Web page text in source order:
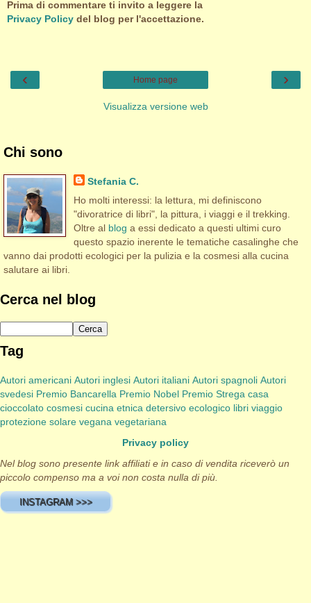
Prima di commentare ti invito a leggere la
Privacy Policy del blog per l'accettazione.
‹ ›
Home page
Visualizza versione web
Chi sono
Stefania C.
Ho molti interessi: la lettura, mi definiscono
"divoratrice di libri", la pittura, i viaggi e il trekking.
Oltre al blog a essi dedicato a questi ultimi curo
questo spazio inerente le tematiche casalinghe che
vanno dai prodotti ecologici per la pulizia e la cosmesi alla cucina
salutare ai libri.
Cerca nel blog
Tag
Autori americani Autori inglesi Autori italiani Autori spagnoli Autori
svedesi Premio Bancarella Premio Nobel Premio Strega casa
cioccolato cosmesi cucina etnica detersivo ecologico libri viaggio
protezione solare vegana vegetariana
Privacy policy
Nel blog sono presente link affiliati e in caso di vendita riceverò un
piccolo compenso ma a voi non costa nulla di più.
INSTAGRAM >>>